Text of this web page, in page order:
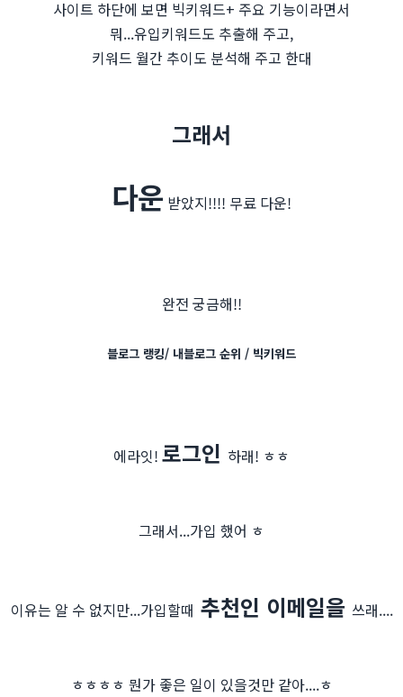
사이트 하단에 보면 빅키워드+ 주요 기능이라면서
뭐...유입키워드도 추출해 주고,
키워드 월간 추이도 분석해 주고 한대
그래서
다운 받았지!!!! 무료 다운!
완전 궁금해!!
블로그 랭킹/ 내블로그 순위 / 빅키워드
에라잇! 로그인 하래! ㅎㅎ
그래서...가입 했어 ㅎ
이유는 알 수 없지만...가입할때 추천인 이메일을 쓰래....
ㅎㅎㅎㅎ 뭔가 좋은 일이 있을것만 같아....ㅎ